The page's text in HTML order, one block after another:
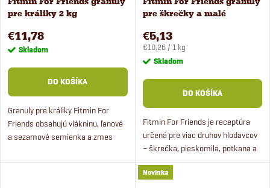
e
p
r
o
d
u
p
r
o
d
u
pre králiky 2 kg
€11,78
Skladom
DO KOŠÍKA
Granuly pre králiky Fitmin For
Friends obsahujú vlákninu, ľanové
a sezamové semienka a zmes
je určené pre dospelé králiky od
pre škrečky a malé
€5,13
Jednotková
cena:
€10,26 / 1 kg
Skladom
DO KOŠÍKA
Fitmin For Friends je receptúra
určená pre viac druhov hlodavcov
– škrečka, pieskomila, potkana a
myš. Obsahuje kúsky sušeného
ovocia, ktoré sú skvelou
Novinka